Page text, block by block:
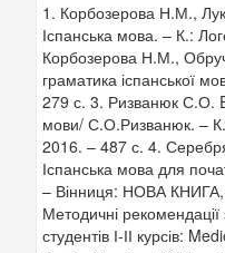
1. Корбозерова Н.М.,
Іспанська мова. – К.:
Корбозерова Н.М.,
граматика іспанської
279 с. 3. Ризванюк С.О.
мови/ С.О.Ризванюк. –
2016. – 487 с. 4.
Іспанська мова для
– Вінниця: НОВА
Методичні
студентів І-ІІ курсів: